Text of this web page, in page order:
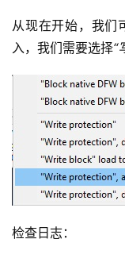
从现在开始，我们
入，我们需要选择“
检查日志：